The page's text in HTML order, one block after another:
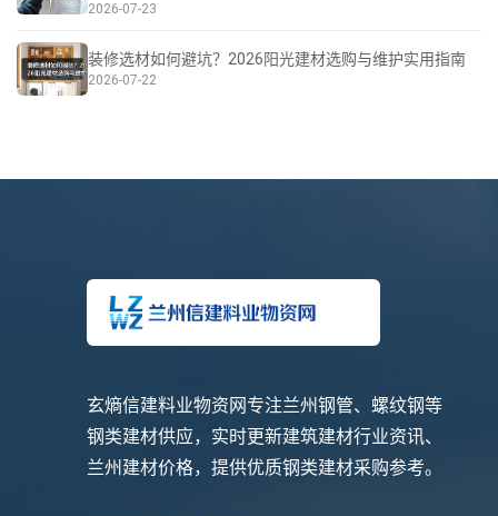
2026-07-23
装修选材如何避坑？2026阳光建材选购与维护实用指南
2026-07-22
玄熵信建料业物资网专注兰州钢管、螺纹钢等
钢类建材供应，实时更新建筑建材行业资讯、
兰州建材价格，提供优质钢类建材采购参考。